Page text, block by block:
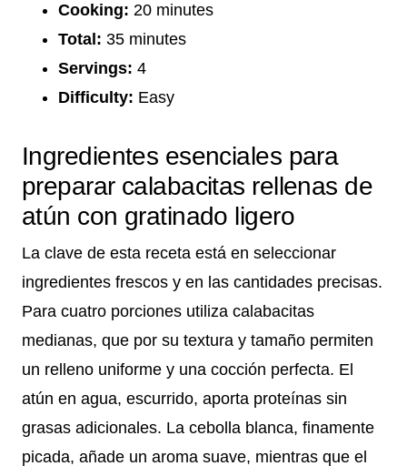
Cooking: 20 minutes
Total: 35 minutes
Servings: 4
Difficulty: Easy
Ingredientes esenciales para
preparar calabacitas rellenas de
atún con gratinado ligero
La clave de esta receta está en seleccionar
ingredientes frescos y en las cantidades precisas.
Para cuatro porciones utiliza calabacitas
medianas, que por su textura y tamaño permiten
un relleno uniforme y una cocción perfecta. El
atún en agua, escurrido, aporta proteínas sin
grasas adicionales. La cebolla blanca, finamente
picada, añade un aroma suave, mientras que el